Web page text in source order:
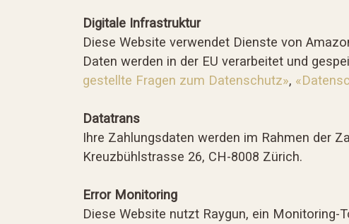
Digitale Infrastruktur
Diese Website verwendet Dienste von
Daten werden in der EU verarbeitet und
gestellte Fragen zum Datenschutz»,
Datatrans
Ihre Zahlungsdaten werden im Rahmen der
Kreuzbühlstrasse 26, CH-8008 Zürich.
Error Monitoring
Diese Website nutzt Raygun, ein Monitoring-